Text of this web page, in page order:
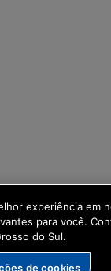
experiência em
para você.
do Sul.
de cookies